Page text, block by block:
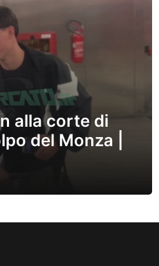
alla corte di
del Monza |